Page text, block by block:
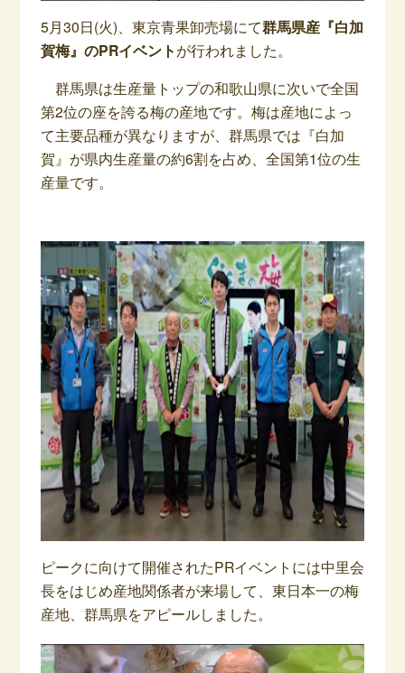
5月30日(火)、東京青果卸売場にて群馬県産『白加
賀梅』のPRイベントが行われました。
群馬県は生産量トップの和歌山県に次いで全国
第2位の座を誇る梅の産地です。梅は産地によっ
て主要品種が異なりますが、群馬県では『白加
賀』が県内生産量の約6割を占め、全国第1位の生
産量です。
ピークに向けて開催されたPRイベントには中里会
長をはじめ産地関係者が来場して、東日本一の梅
産地、群馬県をアピールしました。